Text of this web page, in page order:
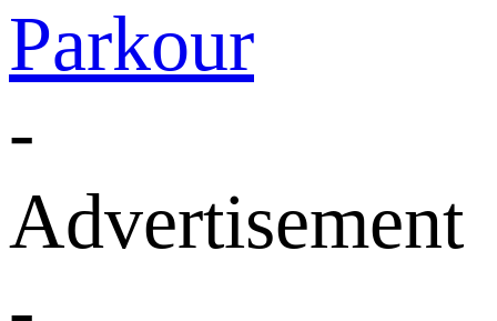
Parkour
-
Advertisement